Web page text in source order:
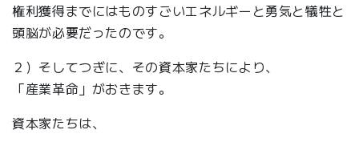
権利獲得までにはものすごいエネルギーと勇気と犠牲と
頭脳が必要だったのです。
２）そしてつぎに、その資本家たちにより、
「産業革命」がおきます。
資本家たちは、